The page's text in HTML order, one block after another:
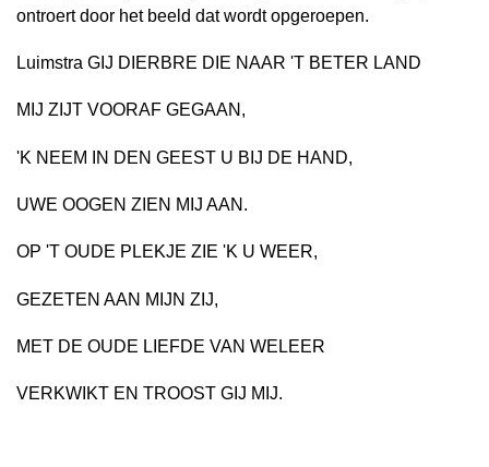
ontroert door het beeld dat wordt opgeroepen.
Luimstra GIJ DIERBRE DIE NAAR 'T BETER LAND
MIJ ZIJT VOORAF GEGAAN,
'K NEEM IN DEN GEEST U BIJ DE HAND,
UWE OOGEN ZIEN MIJ AAN.
OP 'T OUDE PLEKJE ZIE 'K U WEER,
GEZETEN AAN MIJN ZIJ,
MET DE OUDE LIEFDE VAN WELEER
VERKWIKT EN TROOST GIJ MIJ.